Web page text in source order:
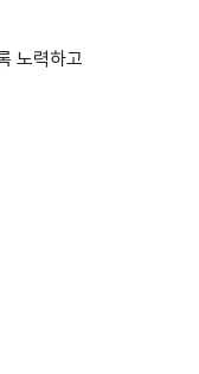
노력하고